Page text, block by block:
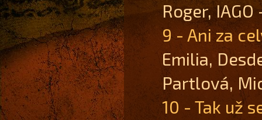
Roger,
9 - Ani za
Emilia,
Partlová,
10 - Tak už